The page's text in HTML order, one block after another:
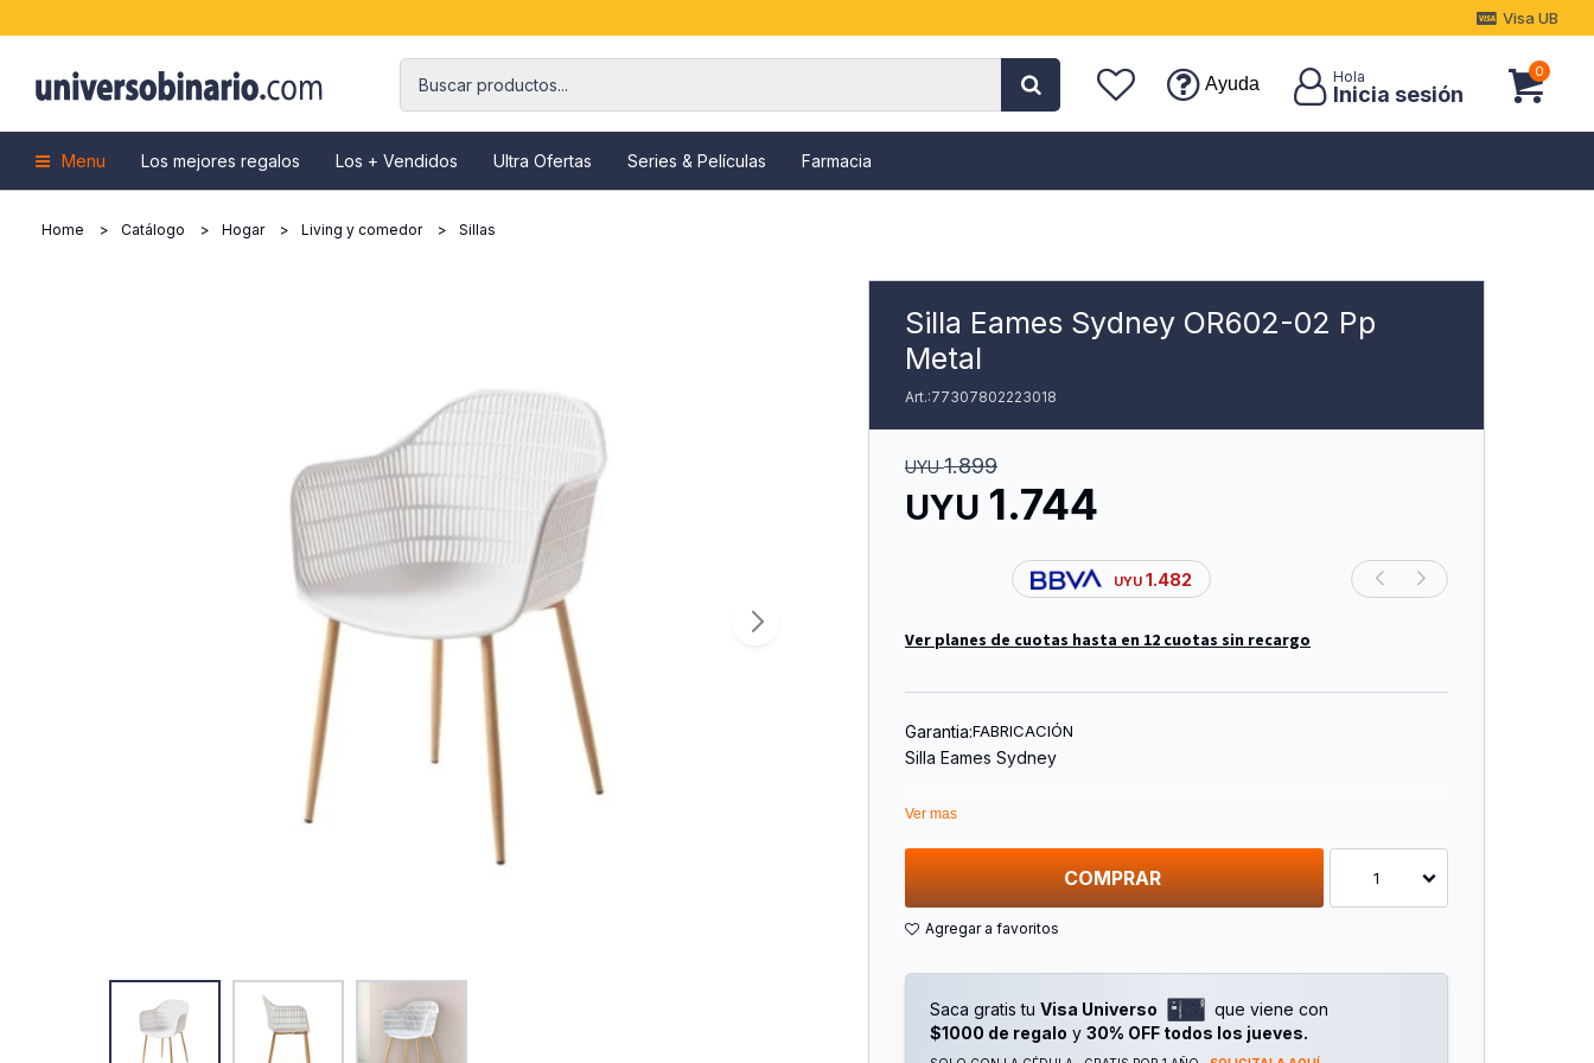
Menu Los mejores regalos Los + Vendidos Ultra Ofertas Series & Películas Farmacia
Ayuda
0
Visa UB
Home Catálogo Hogar Living y comedor Sillas
Silla Eames Sydney OR602-02 Pp
Metal
77307802223018
UYU 1.744
UYU 1.899
UYU 1.482
Ver planes de cuotas hasta en 12 cuotas sin recargo
Garantia:FABRICACIÓN
Silla Eames Sydney
Esta Silla de Comedor de Plástico con Respaldo Curvo Está
Tóxico E Inodoro, Colorido y Resistente a Deformaciones. Siguiendo
un Proceso de Moldeo Ergonómico, su Diseño Maduro y Estable
Estético.
requiere armado
Evite la Exposición Prolongada del Acrílico al Sol.
Metal:
Ver mas
COMPRAR 1
Saca gratis tu Visa Universo
que viene con
$1000 de regalo y 30% OFF todos los jueves.